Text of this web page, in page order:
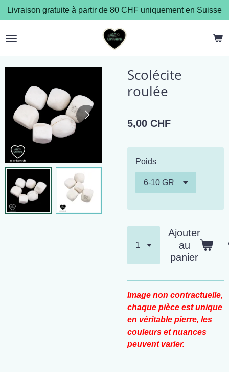
Passer
au
contenu
Livraison gratuite à partir de 80 CHF uniquement en Suisse
Scolécite
roulée
5,00 CHF
Poids
Ajouter
au
panier
Image non contractuelle,
chaque pièce est unique
en véritable pierre, les
couleurs et nuances
peuvent varier.